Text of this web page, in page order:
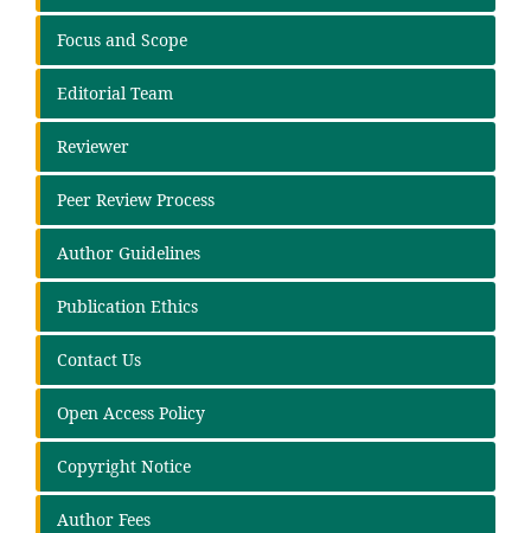
Focus and Scope
Editorial Team
Reviewer
Peer Review Process
Author Guidelines
Publication Ethics
Contact Us
Open Access Policy
Copyright Notice
Author Fees